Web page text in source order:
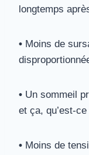
longtemps
• Moins de
• Un sommeil
et ça, qu’est-
• Moins de